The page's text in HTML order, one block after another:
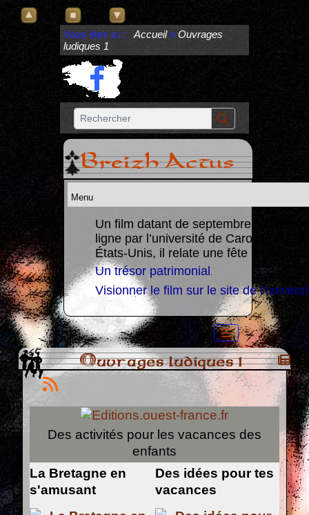
Vous êtes ici : Accueil» Ouvrages
ludiques 1
Breizh Actus
un
Un film datant de septembre 1928 a
ligne par l’université de Caroline du
États-Unis, il relate une fête à
Un trésor patrimonial
Visionner le film sur le site de
Ouvrages ludiques 1
Des activités pour les vacances des
enfants
La Bretagne en
s'amusant
Des idées pour tes
vacances